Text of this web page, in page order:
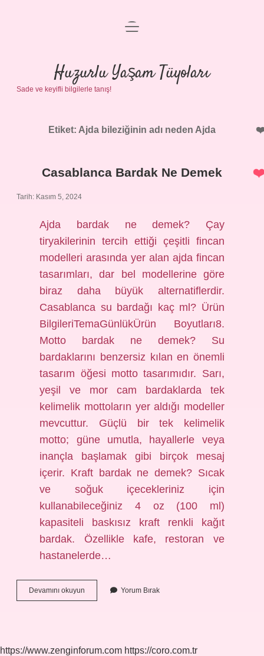
Anasayfa
Gizlilik Politikası
Yasal Uyarı
menüyü
Huzurlu Yaşam Tüyoları
Sade ve keyifli bilgilerle tanış!
Etiket: Ajda bileziğinin adı neden Ajda
Casablanca Bardak Ne Demek
Tarih: Kasım 5, 2024
Ajda bardak ne demek? Çay
tiryakilerinin tercih ettiği çeşitli fincan
modelleri arasında yer alan ajda fincan
tasarımları, dar bel modellerine göre
biraz daha büyük alternatiflerdir.
Casablanca su bardağı kaç ml? Ürün
BilgileriTema‎GünlükÜrün Boyutları‎8.
Motto bardak ne demek? Su
bardaklarını benzersiz kılan en önemli
tasarım öğesi motto tasarımıdır. Sarı,
yeşil ve mor cam bardaklarda tek
kelimelik mottoların yer aldığı modeller
mevcuttur. Güçlü bir tek kelimelik
motto; güne umutla, hayallerle veya
inançla başlamak gibi birçok mesaj
içerir. Kraft bardak ne demek? Sıcak
ve soğuk içecekleriniz için
kullanabileceğiniz 4 oz (100 ml)
kapasiteli baskısız kraft renkli kağıt
bardak. Özellikle kafe, restoran ve
hastanelerde…
Devamını okuyun Casablanca
Bardak
Yorum Bırak
https://www.zenginforum.com https://coro.com.tr